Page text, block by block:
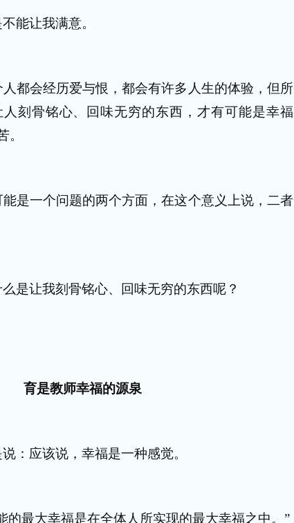
能让我满意。
都会经历爱与恨，都会有许多人生的体验，但所
刻骨铭心、回味无穷的东西，才有可能是幸福
是一个问题的两个方面，在这个意义上说，二者
是让我刻骨铭心、回味无穷的东西呢？
育是教师幸福的源泉
：应该说，幸福是一种感觉。
的最大幸福是在全体人所实现的最大幸福之中。”